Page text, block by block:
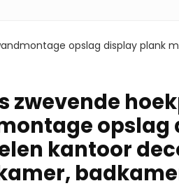
opslag display plank
zwevende
opslag
kantoor